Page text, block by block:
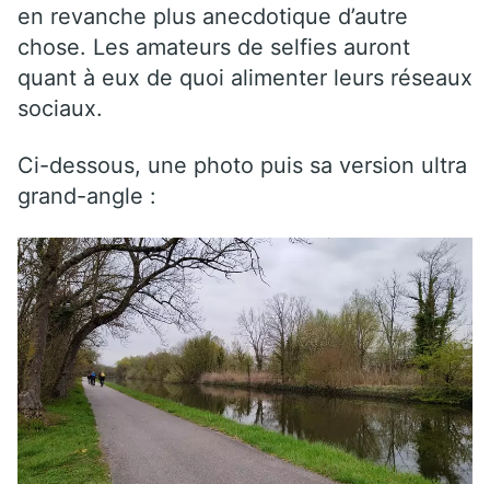
en revanche plus anecdotique d’autre
chose. Les amateurs de selfies auront
quant à eux de quoi alimenter leurs réseaux
sociaux.
Ci-dessous, une photo puis sa version ultra
grand-angle :